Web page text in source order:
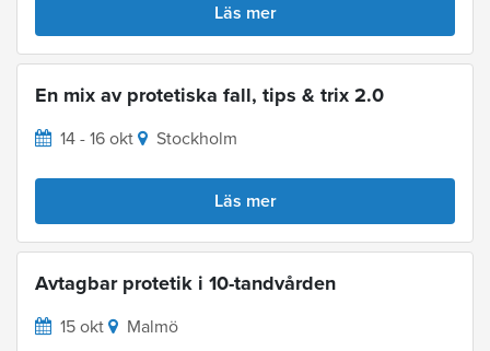
Läs mer
En mix av protetiska fall, tips & trix 2.0
14 - 16 okt Stockholm
Läs mer
Avtagbar protetik i 10-tandvården
15 okt Malmö